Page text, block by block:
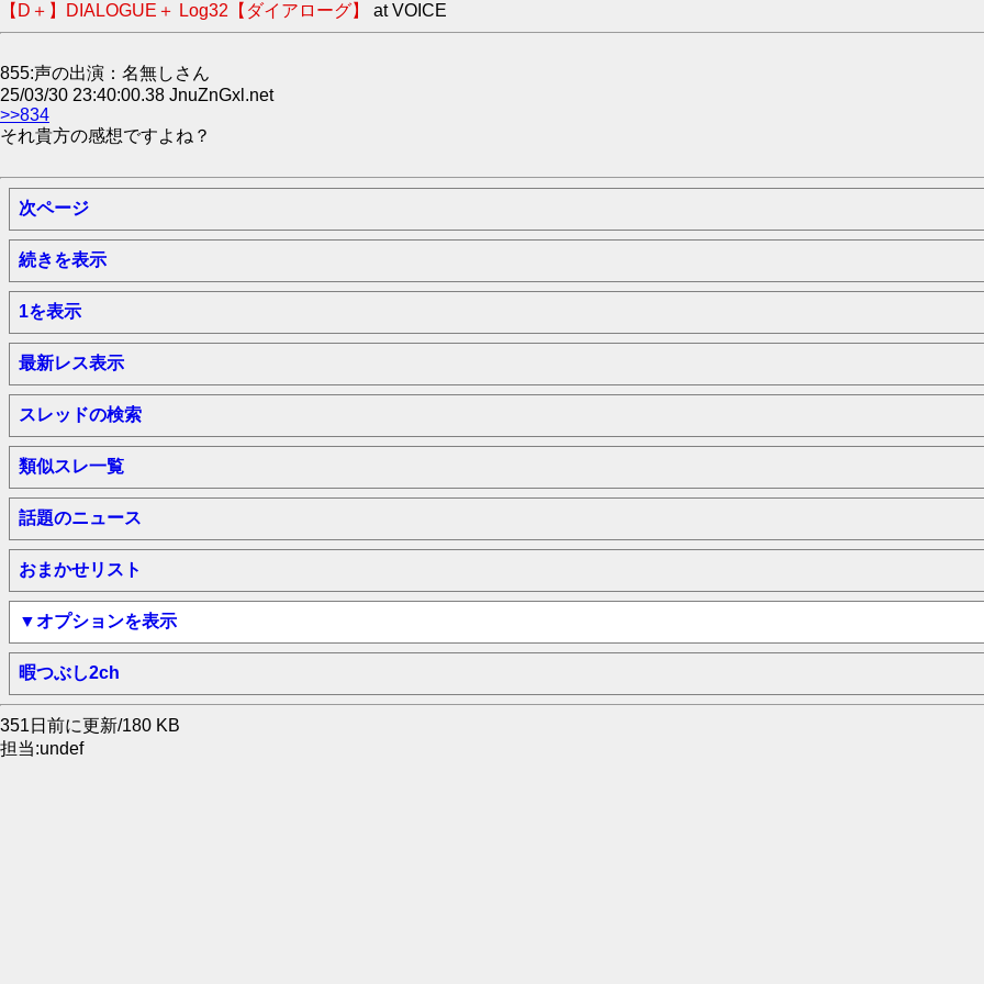
【D＋】DIALOGUE＋ Log32【ダイアローグ】 at VOICE
855:声の出演：名無しさん
25/03/30 23:40:00.38 JnuZnGxl.net
>>834
それ貴方の感想ですよね？
次ページ
続きを表示
1を表示
最新レス表示
スレッドの検索
類似スレ一覧
話題のニュース
おまかせリスト
▼オプションを表示
暇つぶし2ch
351日前に更新/180 KB
担当:undef